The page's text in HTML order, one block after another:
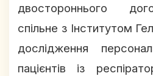
двостороннього
спільне з Інститутом
дослідження
пацієнтів із